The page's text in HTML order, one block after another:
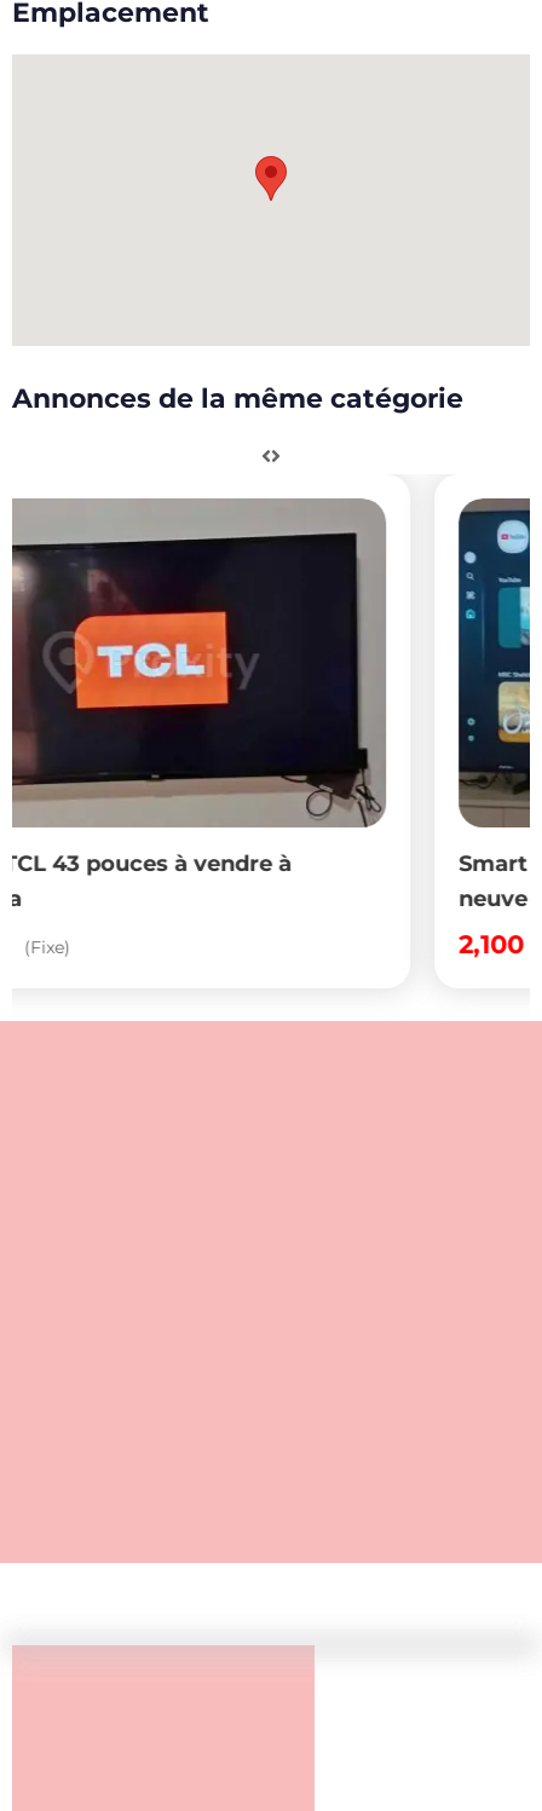
Emplacement
Annonces de la même catégorie
Smart TV Samsung 65 pouces